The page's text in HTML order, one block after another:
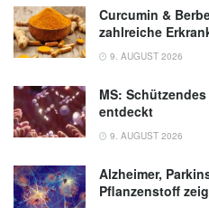
Curcumin &
zahlreiche
9. AUGUST 2026
MS:
entdeckt
9. AUGUST 2026
Alzheimer,
Pflanzenstoff